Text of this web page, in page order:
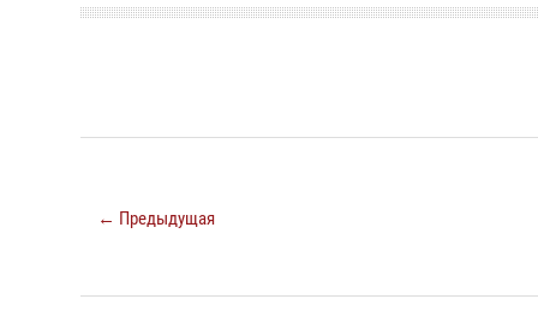
← Предыдущая